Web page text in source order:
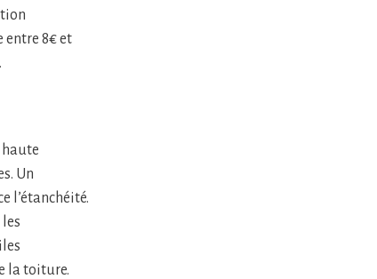
entre 8€ et
haute
Un
l’étanchéité.
la toiture.